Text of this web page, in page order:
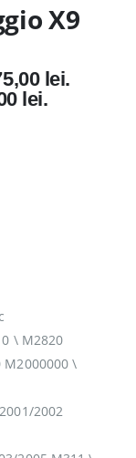
X9
lei.
lei.
\ M2820
M2000000 \
2002